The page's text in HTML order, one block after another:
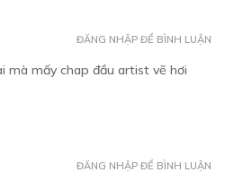
mà mấy chap đầu artist vẽ hơi
ĐĂNG NHẬP ĐỂ BÌNH LUẬN
ĐĂNG NHẬP ĐỂ BÌNH LUẬN